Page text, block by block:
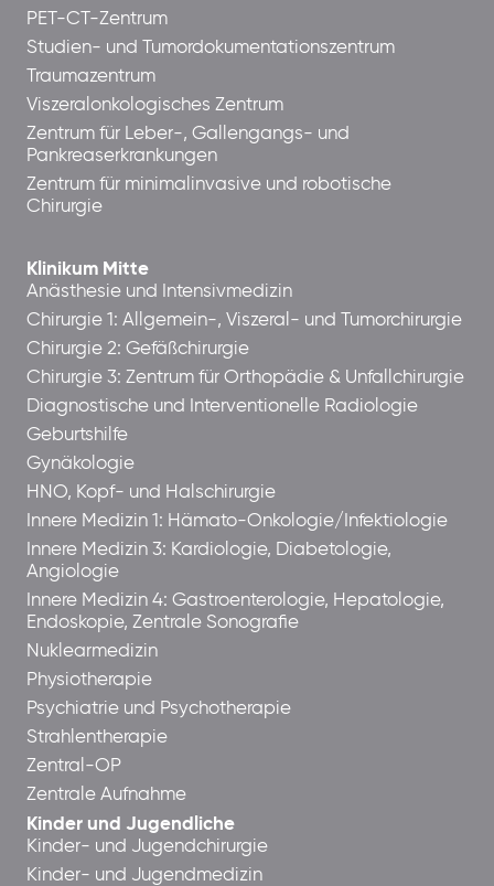
PET-CT-Zentrum
Studien- und Tumordokumentationszentrum
Traumazentrum
Viszeralonkologisches Zentrum
Zentrum für Leber-, Gallengangs- und
Pankreaserkrankungen
Zentrum für minimalinvasive und robotische
Chirurgie
Klinikum Mitte
Anästhesie und Intensivmedizin
Chirurgie 1: Allgemein-, Viszeral- und Tumorchirurgie
Chirurgie 2: Gefäßchirurgie
Chirurgie 3: Zentrum für Orthopädie & Unfallchirurgie
Diagnostische und Interventionelle Radiologie
Geburtshilfe
Gynäkologie
HNO, Kopf- und Halschirurgie
Innere Medizin 1: Hämato-Onkologie/Infektiologie
Innere Medizin 3: Kardiologie, Diabetologie,
Angiologie
Innere Medizin 4: Gastroenterologie, Hepatologie,
Endoskopie, Zentrale Sonografie
Nuklearmedizin
Physiotherapie
Psychiatrie und Psychotherapie
Strahlentherapie
Zentral-OP
Zentrale Aufnahme
Kinder und Jugendliche
Kinder- und Jugendchirurgie
Kinder- und Jugendmedizin